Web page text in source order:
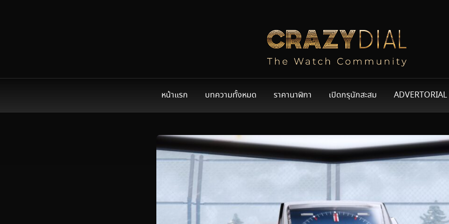
หน้าแรก บทความทั้งหมด ราคานาฬิกา เปิดกรุนักสะสม ADVERTORIAL